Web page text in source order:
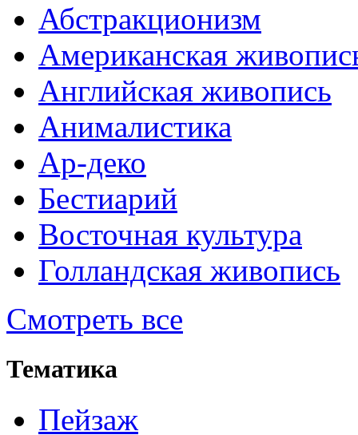
Абстракционизм
Американская
Английская живопись
Анималистика
Ар-деко
Бестиарий
Восточная культура
Голландская живопись
Смотреть все
Тематика
Пейзаж